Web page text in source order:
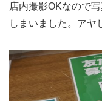
店内撮影OKなので
しまいました。アヤ